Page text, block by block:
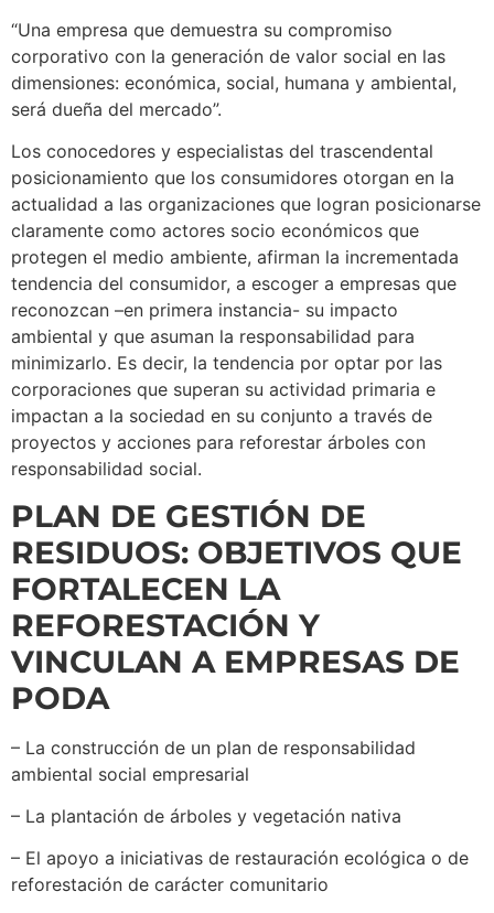
“Una empresa que demuestra su compromiso
corporativo con la generación de valor social en las
dimensiones: económica, social, humana y ambiental,
será dueña del mercado”.
Los conocedores y especialistas del trascendental
posicionamiento que los consumidores otorgan en la
actualidad a las organizaciones que logran posicionarse
claramente como actores socio económicos que
protegen el medio ambiente, afirman la incrementada
tendencia del consumidor, a escoger a empresas que
reconozcan –en primera instancia- su impacto
ambiental y que asuman la responsabilidad para
minimizarlo. Es decir, la tendencia por optar por las
corporaciones que superan su actividad primaria e
impactan a la sociedad en su conjunto a través de
proyectos y acciones para reforestar árboles con
responsabilidad social.
PLAN DE GESTIÓN DE
RESIDUOS: OBJETIVOS QUE
FORTALECEN LA
REFORESTACIÓN Y
VINCULAN A EMPRESAS DE
PODA
– La construcción de un plan de responsabilidad
ambiental social empresarial
– La plantación de árboles y vegetación nativa
– El apoyo a iniciativas de restauración ecológica o de
reforestación de carácter comunitario